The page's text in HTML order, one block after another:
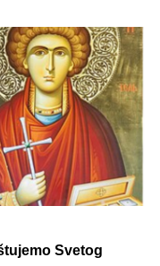
Svetog